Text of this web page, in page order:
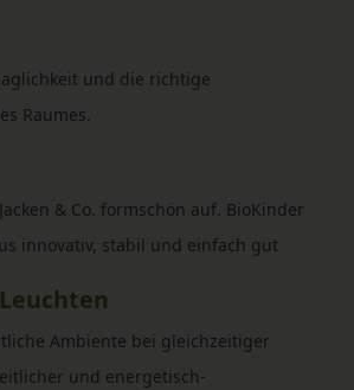
und die richtige
Raumes.
& Co. formschön auf. BioKinder
innovativ, stabil und einfach gut
Ambiente bei gleichzeitiger
und energetisch-